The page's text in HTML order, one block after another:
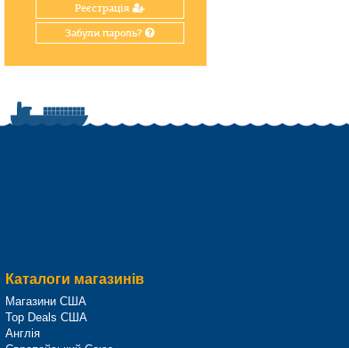
Реєстрація
Забули пароль?
Каталоги магазинів
Магазини США
Top Deals США
Англія